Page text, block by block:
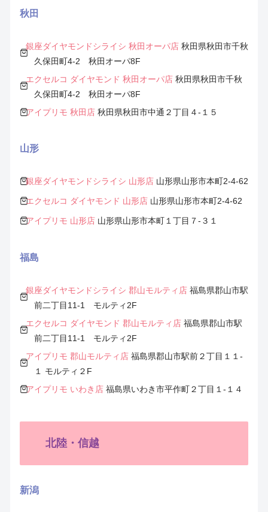
秋田
銀座ダイヤモンドシライシ 秋田オーパ店 秋田県秋田市千秋
久保田町4-2 秋田オーパ8F
エクセルコ ダイヤモンド 秋田オーパ店 秋田県秋田市千秋
久保田町4-2 秋田オーパ8F
アイプリモ 秋田店 秋田県秋田市中通２丁目４-１５
山形
銀座ダイヤモンドシライシ 山形店 山形県山形市本町2-4-62
エクセルコ ダイヤモンド 山形店 山形県山形市本町2-4-62
アイプリモ 山形店 山形県山形市本町１丁目７-３１
福島
銀座ダイヤモンドシライシ 郡山モルティ店 福島県郡山市駅
前二丁目11-1 モルティ2F
エクセルコ ダイヤモンド 郡山モルティ店 福島県郡山市駅
前二丁目11-1 モルティ2F
アイプリモ 郡山モルティ店 福島県郡山市駅前２丁目１１-
１ モルティ２F
アイプリモ いわき店 福島県いわき市平作町２丁目１-１４
北陸・信越
新潟